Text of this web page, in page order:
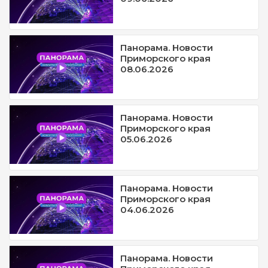
Панорама. Новости
Приморского края
08.06.2026
Панорама. Новости
Приморского края
05.06.2026
Панорама. Новости
Приморского края
04.06.2026
Панорама. Новости